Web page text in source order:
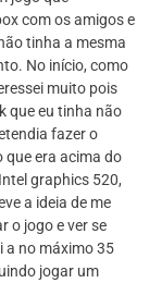
com os amigos e
tinha a mesma
No início, como
muito pois
que eu tinha não
fazer o
que era acima do
graphics 520,
a ideia de me
o jogo e ver se
a no máximo 35
jogar um